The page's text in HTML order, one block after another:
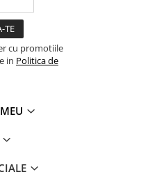
cu promotiile
in Politica de